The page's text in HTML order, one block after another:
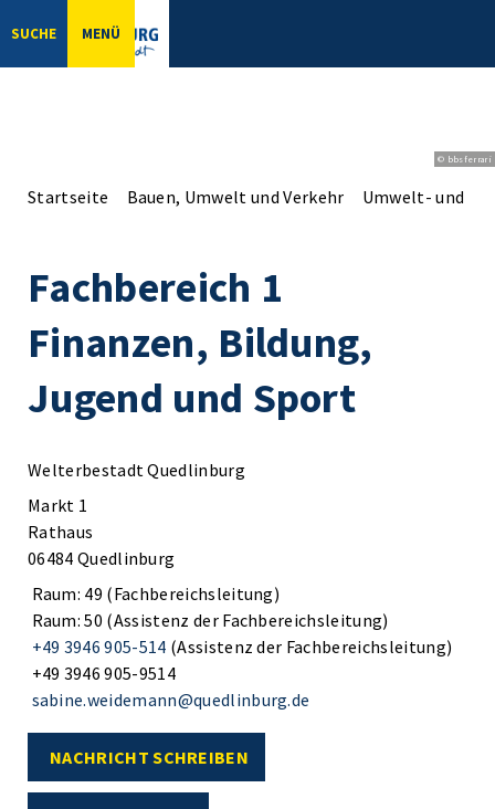
SUCHE MENÜ
© bbsferrari
Startseite Bauen, Umwelt und Verkehr Umwelt- und
Fachbereich 1
Finanzen, Bildung,
Jugend und Sport
Welterbestadt Quedlinburg
Markt 1
Rathaus
06484 Quedlinburg
Raum: 49 (Fachbereichsleitung)
Raum: 50 (Assistenz der Fachbereichsleitung)
+49 3946 905-514 (Assistenz der Fachbereichsleitung)
+49 3946 905-9514
sabine.weidemann@quedlinburg.de
NACHRICHT SCHREIBEN